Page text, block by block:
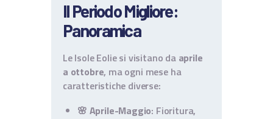
Il Periodo Migliore:
Panoramica
Le Isole Eolie si visitano da aprile
a ottobre, ma ogni mese ha
caratteristiche diverse:
🌸 Aprile-Maggio: Fioritura,